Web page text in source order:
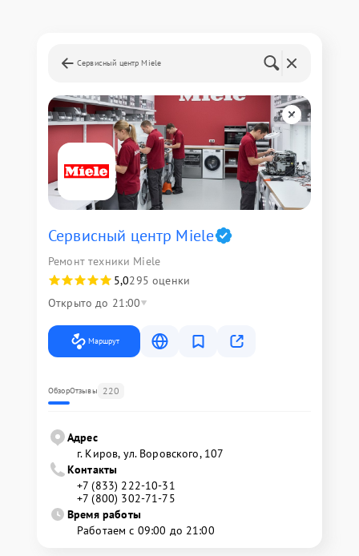
Сервисный центр Miele
Сервисный центр Miele
Ремонт техники Miele
5,0295 оценки
Открыто до 21:00
Маршрут
ОбзорОтзывы 220
Адрес
г. Киров, ул. Воровского, 107
Контакты
+7 (833) 222-10-31
+7 (800) 302-71-75
Время работы
Работаем с 09:00 до 21:00